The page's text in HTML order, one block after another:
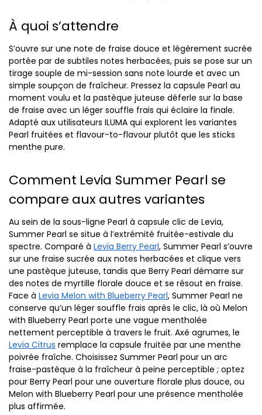
À quoi s’attendre
S’ouvre sur une note de fraise douce et légèrement sucrée
portée par de subtiles notes herbacées, puis se pose sur un
tirage souple de mi-session sans note lourde et avec un
simple soupçon de fraîcheur. Pressez la capsule Pearl au
moment voulu et la pastèque juteuse déferle sur la base
de fraise avec un léger souffle frais qui éclaire la finale.
Adapté aux utilisateurs ILUMA qui explorent les variantes
Pearl fruitées et flavour-to-flavour plutôt que les sticks
menthe pure.
Comment Levia Summer Pearl se
compare aux autres variantes
Au sein de la sous-ligne Pearl à capsule clic de Levia,
Summer Pearl se situe à l’extrémité fruitée-estivale du
spectre. Comparé à Levia Berry Pearl, Summer Pearl s’ouvre
sur une fraise sucrée aux notes herbacées et clique vers
une pastèque juteuse, tandis que Berry Pearl démarre sur
des notes de myrtille florale douce et se résout en fraise.
Face à Levia Melon with Blueberry Pearl, Summer Pearl ne
conserve qu’un léger souffle frais après le clic, là où Melon
with Blueberry Pearl porte une vague mentholée
nettement perceptible à travers le fruit. Axé agrumes, le
Levia Citrus remplace la capsule fruitée par une menthe
poivrée fraîche. Choisissez Summer Pearl pour un arc
fraise-pastèque à la fraîcheur à peine perceptible ; optez
pour Berry Pearl pour une ouverture florale plus douce, ou
Melon with Blueberry Pearl pour une présence mentholée
plus affirmée.